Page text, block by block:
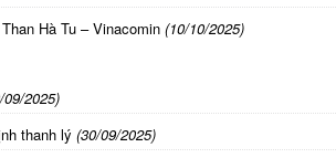
Hà Tu – Vinacomin (10/10/2025)
09/2025)
thanh lý (30/09/2025)